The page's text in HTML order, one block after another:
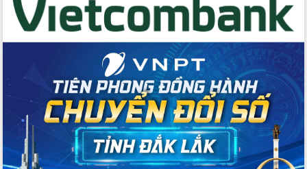
Phó Bí thư Tỉnh ủy Đắk Lắk Đỗ Hữu
Huy giữ chức Bí thư Đảng ủy Ủy Ban
Nhân dân tỉnh
Bệnh án điện tử thúc đẩy chuyển đổi
Chuyển đổi số thư viện: Mở rộng
không gian tri thức trong thời đại số
Đánh giá, rút kinh nghiệm công tác tổ
chức diễn tập trước ngày bầu cử
Chương trình “Gặp gỡ hữu nghị –
Friendship Meeting New Year 2026”